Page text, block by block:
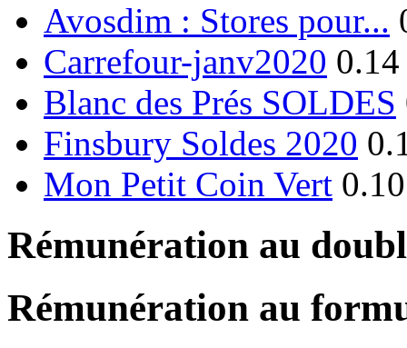
Avosdim : Stores pour...
Carrefour-janv2020
Blanc des Prés SOLDES
Finsbury Soldes 2020
Mon Petit Coin Vert
Rémunération au
Rémunération au